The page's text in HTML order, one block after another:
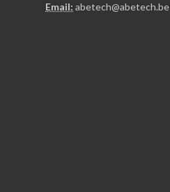
Email: abetech@abetech.be